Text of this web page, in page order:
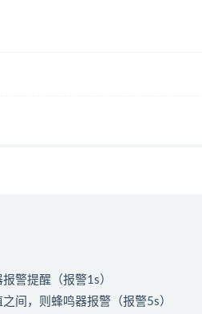
警提醒（报警1s）
间，则蜂鸣器报警（报警5s）